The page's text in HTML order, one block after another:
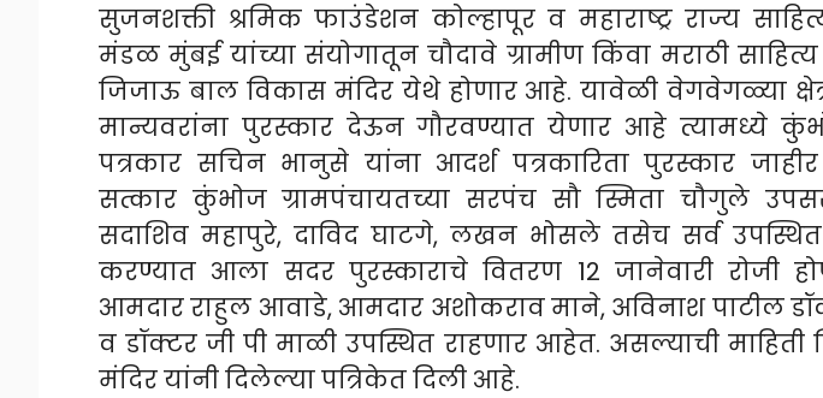
सुजनशक्ती श्रमिक फाउंडेशन कोल्हापूर व महाराष्ट्र राज्य
मंडळ मुंबई यांच्या संयोगातून चौदावे ग्रामीण किंवा मराठी
जिजाऊ बाल विकास मंदिर येथे होणार आहे. यावेळी वेगवेगळ्या
मान्यवरांना पुरस्कार देऊन गौरवण्यात येणार आहे त्यामध्ये
पत्रकार सचिन भानुसे यांना आदर्श पत्रकारिता पुरस्कार
सत्कार कुंभोज ग्रामपंचायतच्या सरपंच सौ स्मिता चौगुले
सदाशिव महापुरे, दाविद घाटगे, लखन भोसले तसेच सर्व उपस्थित
करण्यात आला सदर पुरस्काराचे वितरण 12 जानेवारी रोजी
आमदार राहुल आवाडे, आमदार अशोकराव माने, अविनाश पाटील
व डॉक्टर जी पी माळी उपस्थित राहणार आहेत. असल्याची
मंदिर यांनी दिलेल्या पत्रिकेत दिली आहे.